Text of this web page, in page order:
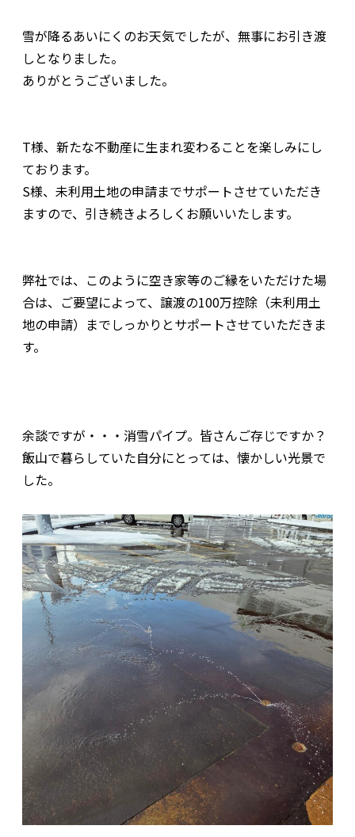
雪が降るあいにくのお天気でしたが、無事にお引き渡
しとなりました。
ありがとうございました。
T様、新たな不動産に生まれ変わることを楽しみにし
ております。
S様、未利用土地の申請までサポートさせていただき
ますので、引き続きよろしくお願いいたします。
弊社では、このように空き家等のご縁をいただけた場
合は、ご要望によって、譲渡の100万控除（未利用土
地の申請）までしっかりとサポートさせていただきま
す。
余談ですが・・・消雪パイプ。皆さんご存じですか？
飯山で暮らしていた自分にとっては、懐かしい光景で
した。